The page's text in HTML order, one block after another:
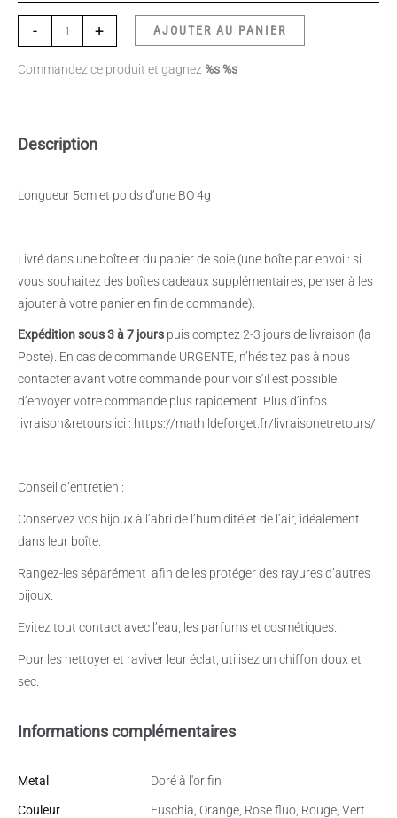
- + AJOUTER AU PANIER
Commandez ce produit et gagnez%s %s
Description
Longueur 5cm et poids d’une BO 4g
Livré dans une boîte et du papier de soie (une boîte par envoi : si
vous souhaitez des boîtes cadeaux supplémentaires, penser à les
ajouter à votre panier en fin de commande).
Expédition sous 3 à 7 jours puis comptez 2-3 jours de livraison (la
Poste). En cas de commande URGENTE, n’hésitez pas à nous
contacter avant votre commande pour voir s’il est possible
d’envoyer votre commande plus rapidement. Plus d’infos
livraison&retours ici : https://mathildeforget.fr/livraisonetretours/
Conseil d’entretien :
Conservez vos bijoux à l’abri de l’humidité et de l’air, idéalement
dans leur boîte.
Rangez-les séparément afin de les protéger des rayures d’autres
bijoux.
Evitez tout contact avec l’eau, les parfums et cosmétiques.
Pour les nettoyer et raviver leur éclat, utilisez un chiffon doux et
sec.
Informations complémentaires
Metal Doré à l'or fin
Couleur Fuschia, Orange, Rose fluo, Rouge, Vert